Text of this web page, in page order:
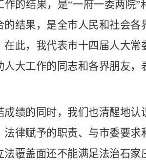
作的结果，是“一府一委两院”
的结果，是全市人民和社会各
在此，我代表市十四届人大常
人大工作的同志和各界朋友，
成绩的同时，我们也清醒地认
法律赋予的职责、与市委要求
法覆盖面还不能满足法治石家